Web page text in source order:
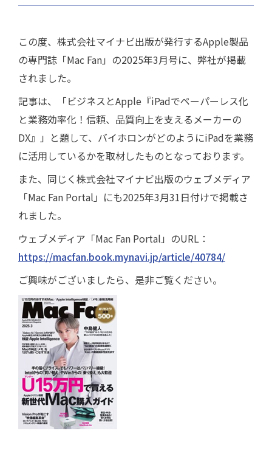
この度、株式会社マイナビ出版が発行するApple製品
の専門誌「Mac Fan」の2025年3月号に、弊社が掲載
されました。
記事は、「ビジネスとApple『iPadでペーパーレス化
と業務効率化！信頼、品質向上を支えるメーカーの
DX』」と題して、バイホロンがどのようにiPadを業務
に活用しているかを取材したものとなっております。
また、同じく株式会社マイナビ出版のウェブメディア
「Mac Fan Portal」にも2025年3月31日付けで掲載さ
れました。
ウェブメディア「Mac Fan Portal」のURL：
https://macfan.book.mynavi.jp/article/40784/
ご興味がございましたら、是非ご覧ください。